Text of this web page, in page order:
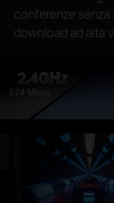
conferenze
download ad alta
2.4GHz
574 Mbps